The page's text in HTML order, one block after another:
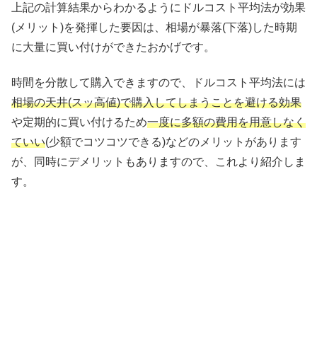
上記の計算結果からわかるようにドルコスト平均法が効果
(メリット)を発揮した要因は、相場が暴落(下落)した時期
に大量に買い付けができたおかげです。
時間を分散して購入できますので、ドルコスト平均法には
相場の天井(スッ高値)で購入してしまうことを避ける効果
や定期的に買い付けるため一度に多額の費用を用意しなく
ていい(少額でコツコツできる)などのメリットがあります
が、同時にデメリットもありますので、これより紹介しま
す。